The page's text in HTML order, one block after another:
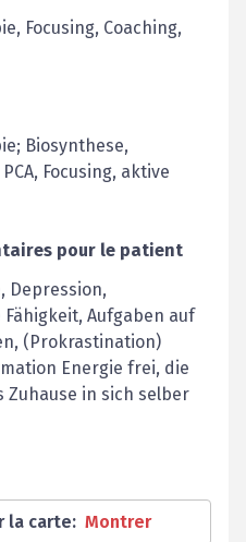
Focusing, Coaching,
Biosynthese,
Focusing, aktive
pour le patient
Depression,
Aufgaben auf
(Prokrastination)
Energie frei, die
Zuhause in sich selber
la carte: Montrer